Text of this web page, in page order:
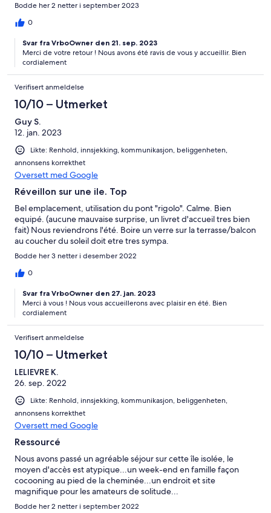
Bodde her 2 netter i september 2023
0
Svar fra VrboOwner den 21. sep. 2023
Merci de votre retour ! Nous avons été ravis de vous y accueillir. Bien
cordialement
Verifisert anmeldelse
10/10 – Utmerket
Guy S.
12. jan. 2023
Likte: Renhold, innsjekking, kommunikasjon, beliggenheten,
annonsens korrekthet
Oversett med Google
Réveillon sur une ile. Top
Bel emplacement, utilisation du pont "rigolo". Calme. Bien
equipé. (aucune mauvaise surprise, un livret d'accueil tres bien
fait) Nous reviendrons l'été. Boire un verre sur la terrasse/balcon
au coucher du soleil doit etre tres sympa.
Bodde her 3 netter i desember 2022
0
Svar fra VrboOwner den 27. jan. 2023
Merci à vous ! Nous vous accueillerons avec plaisir en été. Bien
cordialement
Verifisert anmeldelse
10/10 – Utmerket
LELIEVRE K.
26. sep. 2022
Likte: Renhold, innsjekking, kommunikasjon, beliggenheten,
annonsens korrekthet
Oversett med Google
Ressourcé
Nous avons passé un agréable séjour sur cette île isolée, le
moyen d'accès est atypique...un week-end en famille façon
cocooning au pied de la cheminée...un endroit et site
magnifique pour les amateurs de solitude...
Bodde her 2 netter i september 2022